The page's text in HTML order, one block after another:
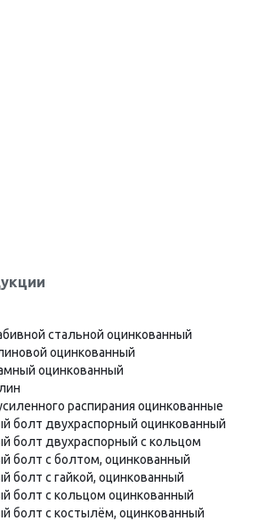
стальной оцинкованный
оцинкованный
оцинкованный
распирания оцинкованные
болт двухраспорный оцинкованный
болт двухраспорный с кольцом
болт с болтом, оцинкованный
болт с гайкой, оцинкованный
болт с кольцом оцинкованный
болт с костылём, оцинкованный